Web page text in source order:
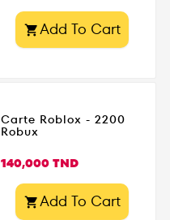
Add To Cart
Carte Roblox - 2200
Robux
Prix
140,000 TND
Add To Cart